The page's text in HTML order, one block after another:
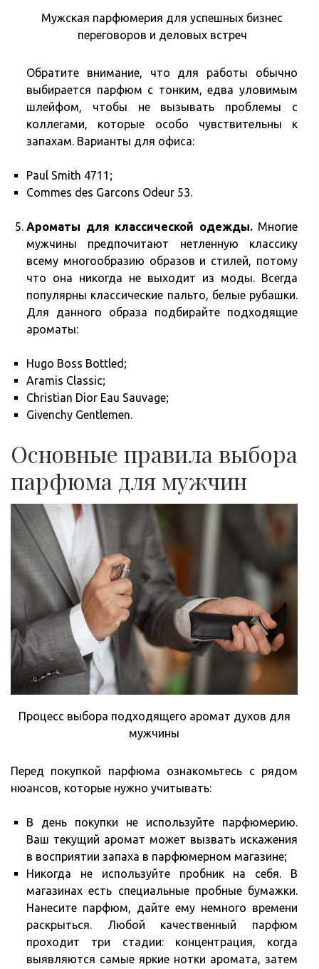
Мужская парфюмерия для успешных бизнес
переговоров и деловых встреч
Обратите внимание, что для работы обычно
выбирается парфюм с тонким, едва уловимым
шлейфом, чтобы не вызывать проблемы с
коллегами, которые особо чувствительны к
запахам. Варианты для офиса:
Paul Smith 4711;
Commes des Garcons Odeur 53.
Ароматы для классической одежды.Многие
мужчины предпочитают нетленную классику
всему многообразию образов и стилей, потому
что она никогда не выходит из моды. Всегда
популярны классические пальто, белые рубашки.
Для данного образа подбирайте подходящие
ароматы:
Hugo Boss Bottled;
Aramis Classic;
Christian Dior Eau Sauvage;
Givenchy Gentlemen.
Основные правила выбора
парфюма для мужчин
Процесс выбора подходящего аромат духов для
мужчины
Перед покупкой парфюма ознакомьтесь с рядом
нюансов, которые нужно учитывать:
В день покупки не используйте парфюмерию.
Ваш текущий аромат может вызвать искажения
в восприятии запаха в парфюмерном магазине;
Никогда не используйте пробник на себя. В
магазинах есть специальные пробные бумажки.
Нанесите парфюм, дайте ему немного времени
раскрыться. Любой качественный парфюм
проходит три стадии: концентрация, когда
выявляются самые яркие нотки аромата, затем